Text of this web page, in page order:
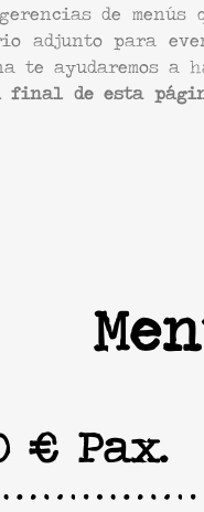
de
adjunto para
te ayudaremos a
final de esta
€ Pax.